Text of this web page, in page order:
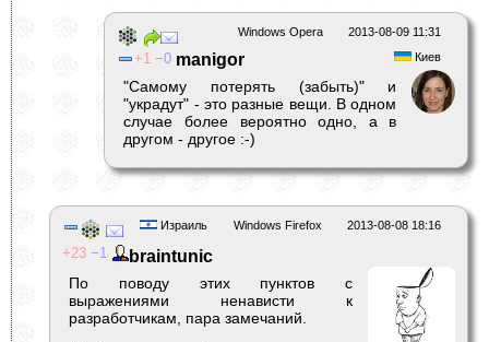
2013-08-09 11:31
Windows Opera
Киев
1 0 manigor
"Самому потерять (забыть)" и
"украдут" - это разные вещи. В одном
случае более вероятно одно, а в
другом - другое :-)
2013-08-08 18:16
Windows Firefox
Израиль
23 1 braintunic
По поводу этих пунктов с
выражениями ненависти к
разработчикам, пара замечаний.